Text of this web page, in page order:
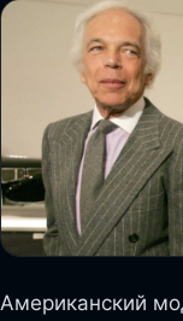
Американский